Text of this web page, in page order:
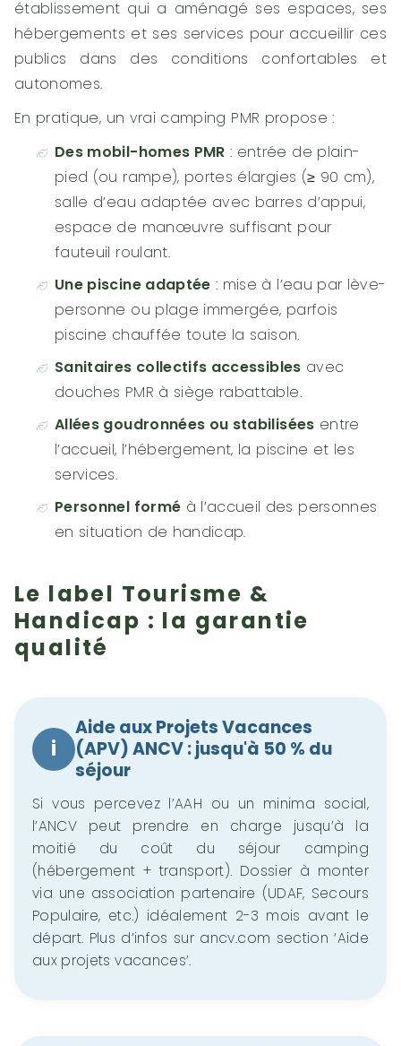
établissement qui a aménagé ses espaces, ses
hébergements et ses services pour accueillir ces
publics dans des conditions confortables et
autonomes.
En pratique, un vrai camping PMR propose :
Des mobil-homes PMR : entrée de plain-
pied (ou rampe), portes élargies (≥ 90 cm),
salle d’eau adaptée avec barres d’appui,
espace de manœuvre suffisant pour
fauteuil roulant.
Une piscine adaptée : mise à l’eau par lève-
personne ou plage immergée, parfois
piscine chauffée toute la saison.
Sanitaires collectifs accessibles avec
douches PMR à siège rabattable.
Allées goudronnées ou stabilisées entre
l’accueil, l’hébergement, la piscine et les
services.
Personnel formé à l’accueil des personnes
en situation de handicap.
Le label Tourisme &
Handicap : la garantie
qualité
i
Aide aux Projets Vacances
(APV) ANCV : jusqu'à 50 % du
séjour
Si vous percevez l’AAH ou un minima social,
l’ANCV peut prendre en charge jusqu’à la
moitié du coût du séjour camping
(hébergement + transport). Dossier à monter
via une association partenaire (UDAF, Secours
Populaire, etc.) idéalement 2-3 mois avant le
départ. Plus d’infos sur ancv.com section ‘Aide
aux projets vacances’.